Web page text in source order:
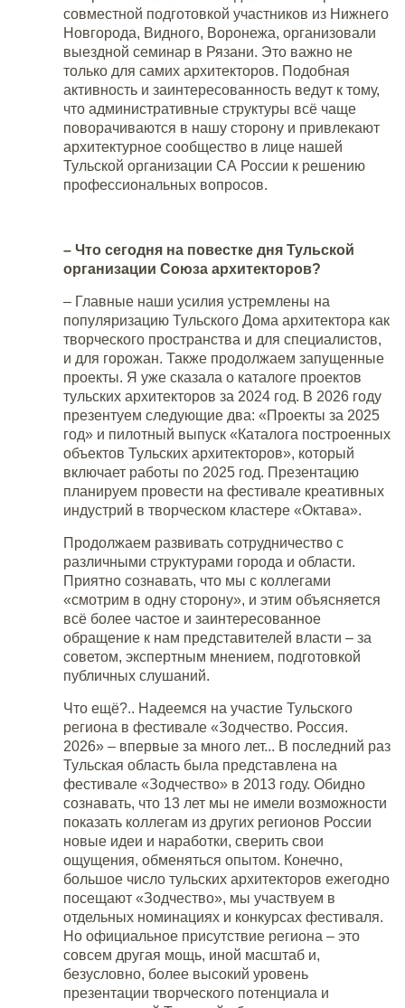
совместной подготовкой участников из Нижнего
Новгорода, Видного, Воронежа, организовали
выездной семинар в Рязани. Это важно не
только для самих архитекторов. Подобная
активность и заинтересованность ведут к тому,
что административные структуры всё чаще
поворачиваются в нашу сторону и привлекают
архитектурное сообщество в лице нашей
Тульской организации СА России к решению
профессиональных вопросов.
– Что сегодня на повестке дня Тульской
организации Союза архитекторов?
– Главные наши усилия устремлены на
популяризацию Тульского Дома архитектора как
творческого пространства и для специалистов,
и для горожан. Также продолжаем запущенные
проекты. Я уже сказала о каталоге проектов
тульских архитекторов за 2024 год. В 2026 году
презентуем следующие два: «Проекты за 2025
год» и пилотный выпуск «Каталога построенных
объектов Тульских архитекторов», который
включает работы по 2025 год. Презентацию
планируем провести на фестивале креативных
индустрий в творческом кластере «Октава».
Продолжаем развивать сотрудничество с
различными структурами города и области.
Приятно сознавать, что мы с коллегами
«смотрим в одну сторону», и этим объясняется
всё более частое и заинтересованное
обращение к нам представителей власти – за
советом, экспертным мнением, подготовкой
публичных слушаний.
Что ещё?.. Надеемся на участие Тульского
региона в фестивале «Зодчество. Россия.
2026» – впервые за много лет... В последний раз
Тульская область была представлена на
фестивале «Зодчество» в 2013 году. Обидно
сознавать, что 13 лет мы не имели возможности
показать коллегам из других регионов России
новые идеи и наработки, сверить свои
ощущения, обменяться опытом. Конечно,
большое число тульских архитекторов ежегодно
посещают «Зодчество», мы участвуем в
отдельных номинациях и конкурсах фестиваля.
Но официальное присутствие региона – это
совсем другая мощь, иной масштаб и,
безусловно, более высокий уровень
презентации творческого потенциала и